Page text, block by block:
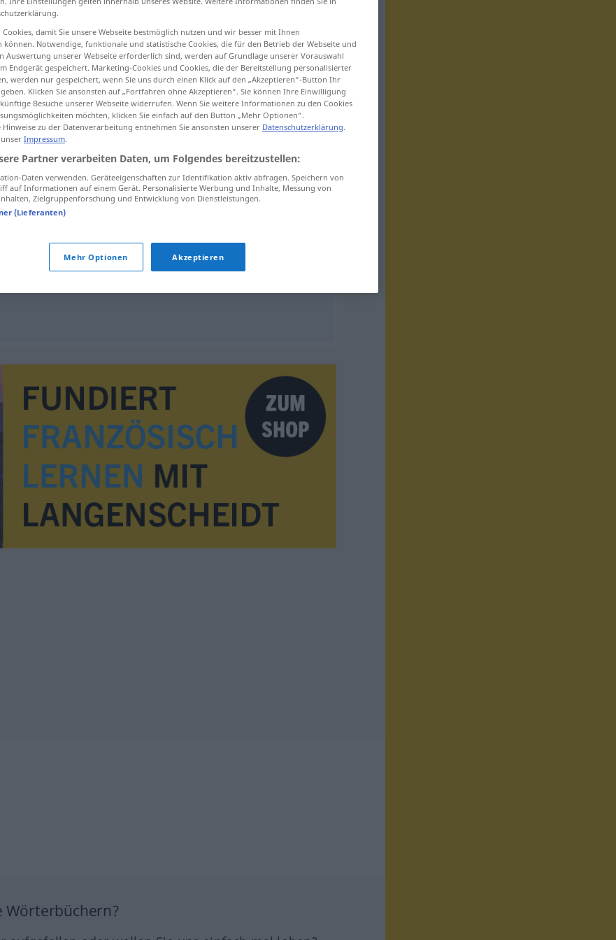
Lagerhaus
Wörterbüchern?
damit Sie unsere Webseite bestmöglich nutzen und wir besser mit Ihnen
können. Notwendige, funktionale und statistische Cookies, die für den Betrieb der Webseite und
Auswertung unserer Webseite erforderlich sind, werden auf Grundlage unserer Vorauswahl
Endgerät gespeichert. Marketing-Cookies und Cookies, die der Bereitstellung personalisierter
werden nur gespeichert, wenn Sie uns durch einen Klick auf den „Akzeptieren“-Button Ihr
Klicken Sie ansonsten auf „Fortfahren ohne Akzeptieren“. Sie können Ihre Einwilligung
Besuche unserer Webseite widerrufen. Wenn Sie weitere Informationen zu den Cookies
möchten, klicken Sie einfach auf den Button „Mehr Optionen“.
Hinweise zu der Datenverarbeitung entnehmen Sie ansonsten unserer Datenschutzerklärung.
Impressum.
Partner verarbeiten Daten, um Folgendes bereitzustellen:
Daten verwenden. Geräteeigenschaften zur Identifikation aktiv abfragen. Speichern von
auf Informationen auf einem Gerät. Personalisierte Werbung und Inhalte, Messung von
Zielgruppenforschung und Entwicklung von Dienstleistungen.
(Lieferanten)
Mehr Optionen Akzeptieren